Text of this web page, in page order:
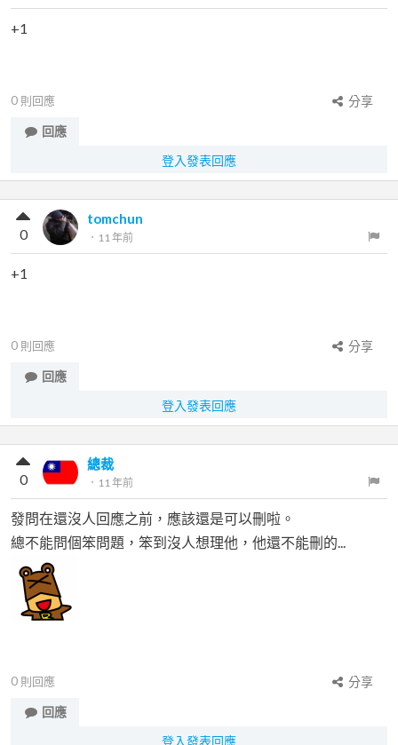
+1
0 則回應
分享
回應
登入發表回應
tomchun
． 11 年前
0
+1
0 則回應
分享
回應
登入發表回應
總裁
． 11 年前
0
發問在還沒人回應之前，應該還是可以刪啦。
總不能問個笨問題，笨到沒人想理他，他還不能刪的...
0 則回應
分享
回應
登入發表回應